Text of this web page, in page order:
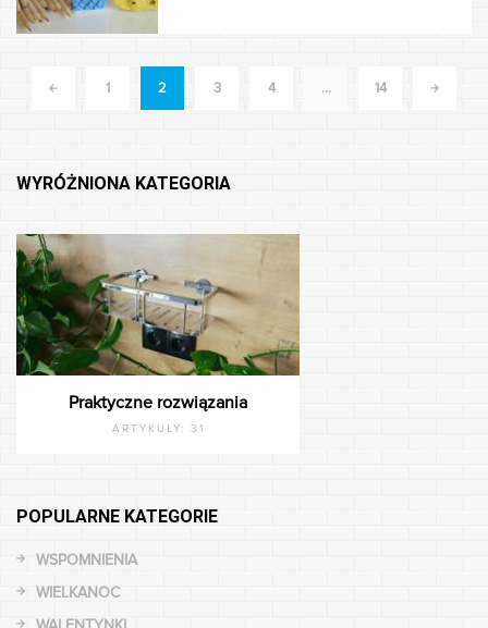
<<1 2 3 4 … 14
>>
WYRÓŻNIONA KATEGORIA
Praktyczne rozwiązania
ARTYKUŁY: 31
POPULARNE KATEGORIE
WSPOMNIENIA
WIELKANOC